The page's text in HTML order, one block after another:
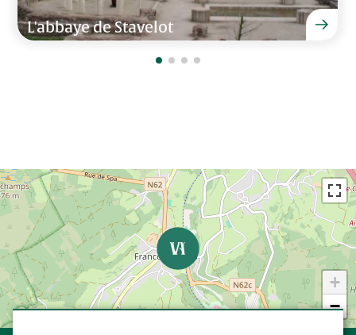
Table de jardin avec chaises
Parasol
Près d'une ville
Près d'un supermarché
"Fijne villa en hele leuke ontvangst door
eigenaresse zelf."
Familie Boels van 13 - 16 avril 2018
L'abbaye de Stavelot
+
−